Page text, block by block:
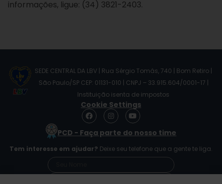
informações, ligue: (34) 3821-2403.
SEDE CENTRAL DA LBV | Rua Sérgio Tomás, 740 | Bom Retiro |
São Paulo/SP CEP: 01131-010 | CNPJ – 33.915.604/0001-17 |
Instituição isenta de impostos
Cookie Settings
F
a
e
o
o
I
n
s
t
g
r
m
Y
o
t
b
e
PCD - Faça parte do nosso time
Tem interesse em ajudar? Deixe seu telefone que a gente te liga.